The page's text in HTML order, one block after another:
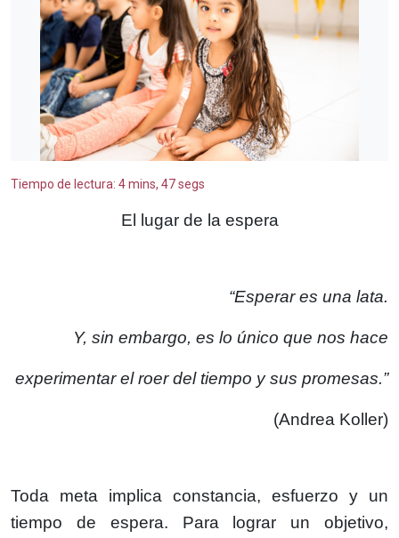
Tiempo de lectura: 4 mins, 47 segs
El lugar de la espera
“Esperar es una lata.
Y, sin embargo, es lo único que nos hace
experimentar el roer del tiempo y sus promesas.”
(Andrea Koller)
Toda meta implica constancia, esfuerzo y un
tiempo de espera. Para lograr un objetivo,